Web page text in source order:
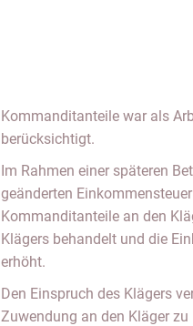
Kommanditanteile war als
berücksichtigt.
Im Rahmen einer späteren
geänderten
Kommanditanteile an den
Klägers behandelt und die
erhöht.
Den Einspruch des Klägers
Zuwendung an den Kläger